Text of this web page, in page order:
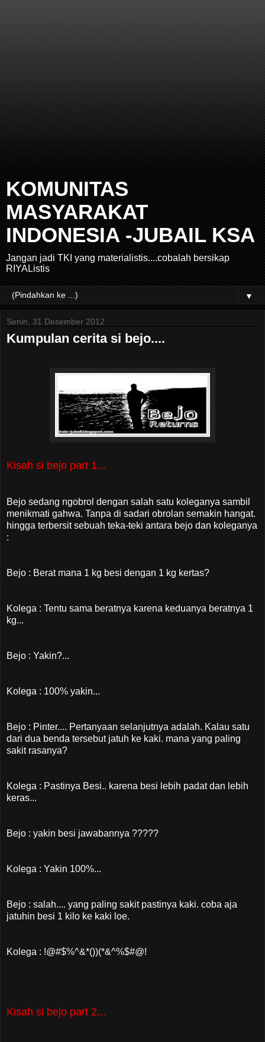
KOMUNITAS
MASYARAKAT
INDONESIA -JUBAIL KSA
Jangan jadi TKI yang materialistis....cobalah bersikap
RIYAListis
▼
Senin, 31 Desember 2012
Kumpulan cerita si bejo....
Kisah si bejo part 1...
Bejo sedang ngobrol dengan salah satu koleganya sambil
menikmati gahwa. Tanpa di sadari obrolan semakin hangat.
hingga terbersit sebuah teka-teki antara bejo dan koleganya
:
Bejo : Berat mana 1 kg besi dengan 1 kg kertas?
Kolega : Tentu sama beratnya karena keduanya beratnya 1
kg...
Bejo : Yakin?...
Kolega : 100% yakin...
Bejo : Pinter.... Pertanyaan selanjutnya adalah. Kalau satu
dari dua benda tersebut jatuh ke kaki. mana yang paling
sakit rasanya?
Kolega : Pastinya Besi.. karena besi lebih padat dan lebih
keras...
Bejo : yakin besi jawabannya ?????
Kolega : Yakin 100%...
Bejo : salah.... yang paling sakit pastinya kaki. coba aja
jatuhin besi 1 kilo ke kaki loe.
Kolega : !@#$%^&*())(*&^%$#@!
Kisah si bejo part 2...